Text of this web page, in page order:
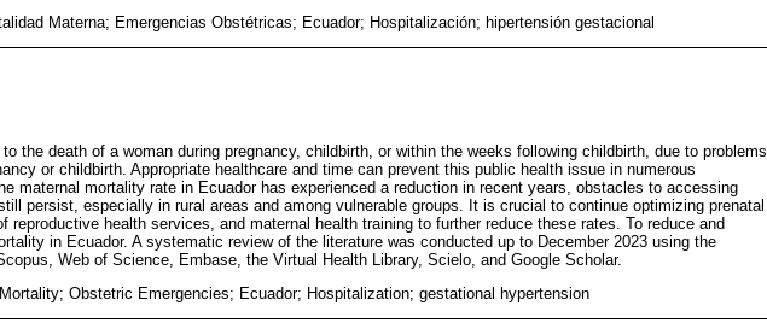
Materna; Emergencias Obstétricas; Ecuador; Hospitalización; hipertensión gestacional
the death of a woman during pregnancy, childbirth, or within the weeks following childbirth, due to problems
or childbirth. Appropriate healthcare and time can prevent this public health issue in numerous
maternal mortality rate in Ecuador has experienced a reduction in recent years, obstacles to accessing
persist, especially in rural areas and among vulnerable groups. It is crucial to continue optimizing prenatal
reproductive health services, and maternal health training to further reduce these rates. To reduce and
in Ecuador. A systematic review of the literature was conducted up to December 2023 using the
Web of Science, Embase, the Virtual Health Library, Scielo, and Google Scholar.
Obstetric Emergencies; Ecuador; Hospitalization; gestational hypertension